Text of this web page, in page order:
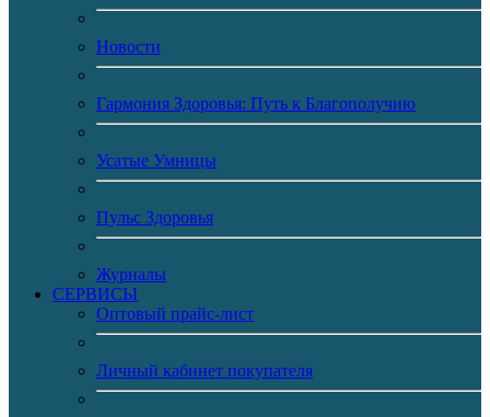
Новости
Гармония Здоровья: Путь к Благополучию
Усатые Умницы
Пульс Здоровья
Журналы
CЕРВИСЫ
Оптовый прайс-лист
Личный кабинет покупателя